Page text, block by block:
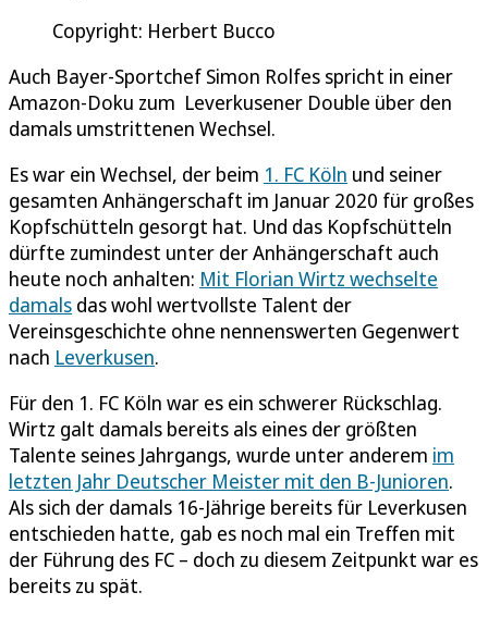
Copyright: Herbert Bucco
Auch Bayer-Sportchef Simon Rolfes spricht in einer
Amazon-Doku zum Leverkusener Double über den
damals umstrittenen Wechsel.
Es war ein Wechsel, der beim 1. FC Köln und seiner
gesamten Anhängerschaft im Januar 2020 für großes
Kopfschütteln gesorgt hat. Und das Kopfschütteln
dürfte zumindest unter der Anhängerschaft auch
heute noch anhalten: Mit Florian Wirtz wechselte
damals das wohl wertvollste Talent der
Vereinsgeschichte ohne nennenswerten Gegenwert
nach Leverkusen.
Für den 1. FC Köln war es ein schwerer Rückschlag.
Wirtz galt damals bereits als eines der größten
Talente seines Jahrgangs, wurde unter anderem im
letzten Jahr Deutscher Meister mit den B-Junioren.
Als sich der damals 16-Jährige bereits für Leverkusen
entschieden hatte, gab es noch mal ein Treffen mit
der Führung des FC – doch zu diesem Zeitpunkt war es
bereits zu spät.